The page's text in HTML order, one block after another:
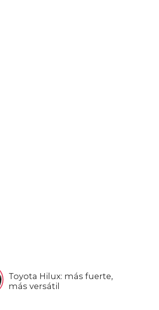
Toyota Hilux: más fuerte,
más versátil